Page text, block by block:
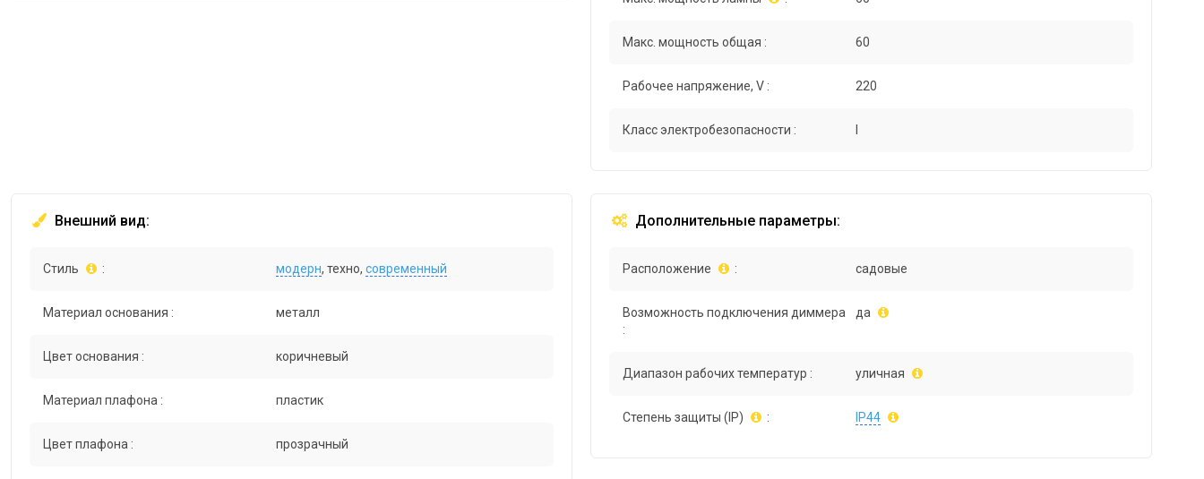
Макс. мощность общая : 60
Рабочее напряжение, V : 220
Класс электробезопасности :
Внешний вид:
Стиль : модерн, техно, современный
Материал основания : металл
Цвет основания : коричневый
Материал плафона : пластик
Цвет плафона : прозрачный
Дополнительные параметры:
Расположение : садовые
Возможность подключения диммера
:
да
Диапазон рабочих температур : уличная
Степень защиты (IP) : IP44